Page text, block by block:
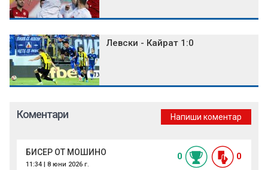
Левски - Кайрат 1:0
Коментари Напиши коментар
БИСЕР ОТ МОШИНО
11:34 | 8 юни 2026 г.
0 0